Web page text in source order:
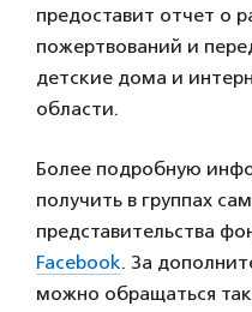
предоставит отчет о
пожертвований и
детские дома и
области.
Более подробную
получить в группах
представительства
Facebook. За
можно обращаться